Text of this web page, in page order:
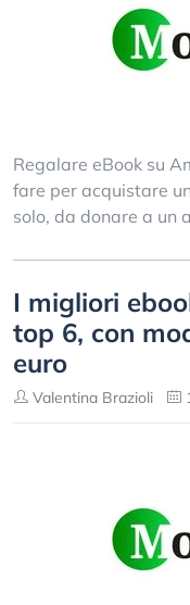
Regalare eBook su
fare per acquistare
solo, da donare a un
I migliori
top 6, con
euro
Valentina Brazioli